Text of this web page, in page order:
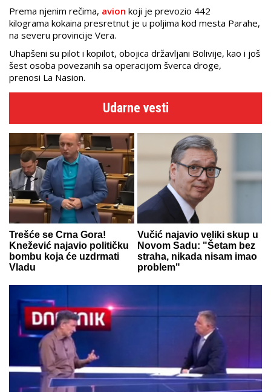
Prema njenim rečima, avion koji je prevozio 442
kilograma kokaina presretnut je u poljima kod mesta Parahe,
na severu provincije Vera.
Uhapšeni su pilot i kopilot, obojica državljani Bolivije, kao i još
šest osoba povezanih sa operacijom šverca droge,
prenosi La Nasion.
Udarne vesti
Trešće se Crna Gora!
Knežević najavio političku
bombu koja će uzdrmati
Vladu
Vučić najavio veliki skup u
Novom Sadu: "Šetam bez
straha, nikada nisam imao
problem"